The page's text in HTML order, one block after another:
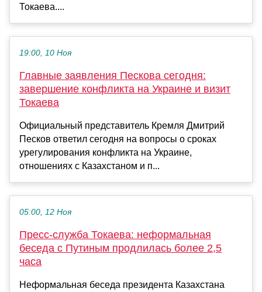
Токаева....
19:00, 10 Ноя
Главные заявления Пескова сегодня:
завершение конфликта на Украине и визит
Токаева
Официальный представитель Кремля Дмитрий
Песков ответил сегодня на вопросы о сроках
урегулирования конфликта на Украине,
отношениях с Казахстаном и п...
05:00, 12 Ноя
Пресс-служба Токаева: неформальная
беседа с Путиным продлилась более 2,5
часа
Неформальная беседа президента Казахстана